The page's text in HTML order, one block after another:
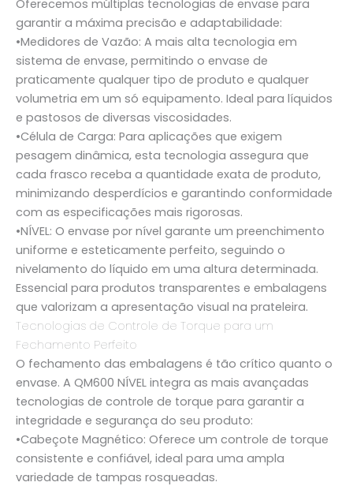
Oferecemos múltiplas tecnologias de envase para
garantir a máxima precisão e adaptabilidade:
•Medidores de Vazão: A mais alta tecnologia em
sistema de envase, permitindo o envase de
praticamente qualquer tipo de produto e qualquer
volumetria em um só equipamento. Ideal para líquidos
e pastosos de diversas viscosidades.
•Célula de Carga: Para aplicações que exigem
pesagem dinâmica, esta tecnologia assegura que
cada frasco receba a quantidade exata de produto,
minimizando desperdícios e garantindo conformidade
com as especificações mais rigorosas.
•NÍVEL: O envase por nível garante um preenchimento
uniforme e esteticamente perfeito, seguindo o
nivelamento do líquido em uma altura determinada.
Essencial para produtos transparentes e embalagens
que valorizam a apresentação visual na prateleira.
Tecnologias de Controle de Torque para um
Fechamento Perfeito
O fechamento das embalagens é tão crítico quanto o
envase. A QM600 NÍVEL integra as mais avançadas
tecnologias de controle de torque para garantir a
integridade e segurança do seu produto:
•Cabeçote Magnético: Oferece um controle de torque
consistente e confiável, ideal para uma ampla
variedade de tampas rosqueadas.